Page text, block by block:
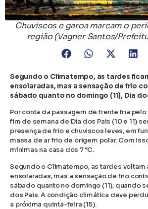
Chuviscos e garoa marcam o
região (Vagner Santos/
Segundo o Climatempo, as tardes
ensolaradas, mas a sensação de frio
sábado quanto no domingo (11), Dia
Por conta da passagem de frente fria
fim de semana de Dia dos Pais (10 e 11)
presença de frio e chuviscos leves, em
massa de ar frio de origem polar. Com
mínimas na casa dos 7 °C.
Segundo o Climatempo, as tardes voltam
ensolaradas, mas a sensação de frio
sábado quanto no domingo (11), quando
dos Pais. A condição climática deve
a próxima quinta-feira (15).